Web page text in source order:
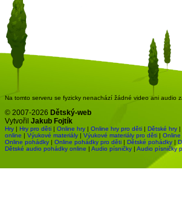
Na tomto serveru se fyzicky nenachází žádné video ani audio
© 2007-2026 Dětský-web
Vytvořil Jakub Fojtík
Hry | Hry pro děti | Online hry | Online hry pro děti | Dětské hry |
online | Výukové materiály | Výukové materiály pro děti | Online
Online pohádky | Online pohádky pro děti | Dětské pohádky |
Dětské audio pohádky online | Audio písničky | Audio písničky